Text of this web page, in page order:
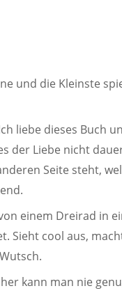
und die Kleinste
liebe dieses Buch
der Liebe nicht
Seite steht,
einem Dreirad in
Sieht cool aus,
kann man nie